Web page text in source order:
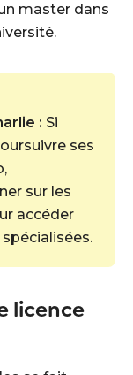
master dans
: Si
ses
sur les
accéder
licence